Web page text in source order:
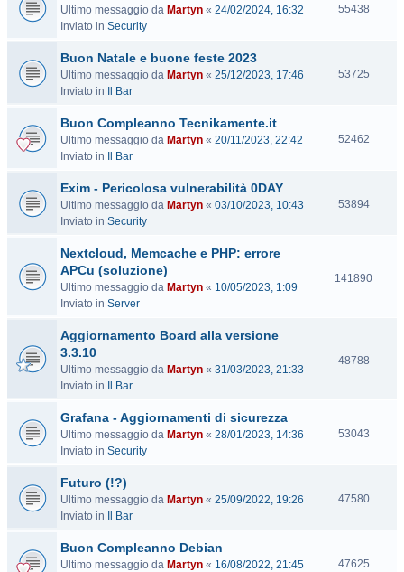
Ultimo messaggio da Martyn « 24/02/2024, 16:32
Inviato in Security
55438V
t
Buon Natale e buone feste 2023
Ultimo messaggio da Martyn « 25/12/2023, 17:46
Inviato in
Il Bar
53725V
t
Buon Compleanno Tecnikamente.it
Ultimo messaggio da Martyn « 20/11/2023, 22:42
Inviato in
Il Bar
52462V
t
Exim - Pericolosa vulnerabilità 0DAY
Ultimo messaggio da Martyn « 03/10/2023, 10:43
Inviato in Security
53894V
e
Nextcloud, Memcache e PHP: errore
APCu (soluzione)
Ultimo messaggio da Martyn « 10/05/2023, 1:09
Inviato in Server
141890V
Aggiornamento Board alla versione
3.3.10
Ultimo messaggio da Martyn « 31/03/2023, 21:33
Inviato in
Il Bar
48788V
e
Grafana - Aggiornamenti di sicurezza
Ultimo messaggio da Martyn « 28/01/2023, 14:36
Inviato in Security
53043V
t
Futuro (!?)
Ultimo messaggio da Martyn « 25/09/2022, 19:26
Inviato in
Il Bar
47580V
t
Buon Compleanno Debian
Ultimo messaggio da Martyn « 16/08/2022, 21:45
47625V